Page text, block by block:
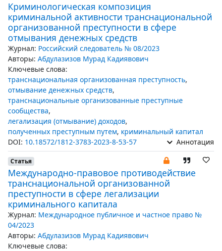
Криминологическая композиция
криминальной активности транснациональной
организованной преступности в сфере
отмывания денежных средств
Журнал: Российский следователь № 08/2023
Авторы: Абдулазизов Мурад Кадиявович
Ключевые слова:
транснациональная организованная преступность,
отмывание денежных средств,
транснациональные организованные преступные
сообщества,
легализация (отмывание) доходов,
полученных преступным путем, криминальный капитал
DOI: 10.18572/1812-3783-2023-8-53-57 Аннотация
Статья
Международно-правовое противодействие
транснациональной организованной
преступности в сфере легализации
криминального капитала
Журнал: Международное публичное и частное право №
04/2023
Авторы: Абдулазизов Мурад Кадиявович
Ключевые слова: